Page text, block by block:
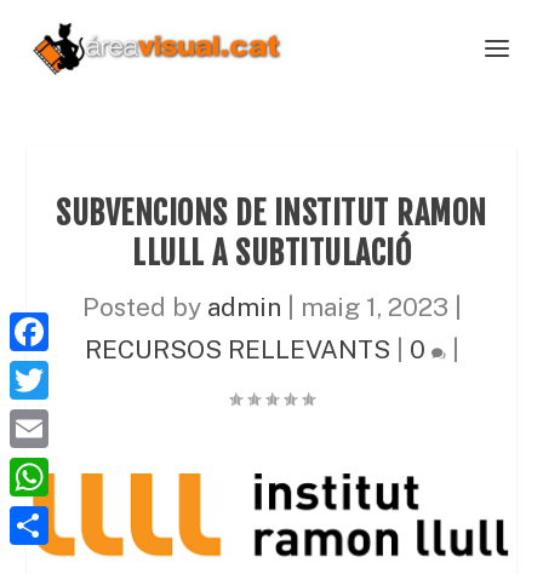
SUBVENCIONS DE INSTITUT RAMON
LLULL A SUBTITULACIÓ
Posted by admin maig 1, 2023
RECURSOS RELLEVANTS
0 |
F
a
c
e
b
T
w
i
t
E
m
a
W
h